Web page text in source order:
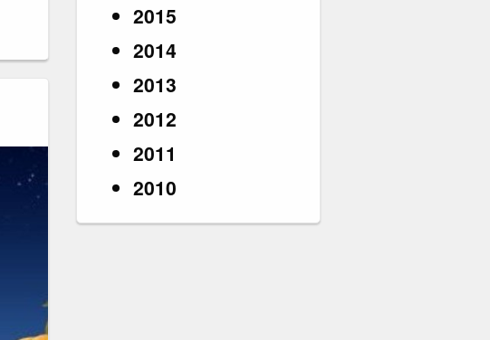
2015
2014
2013
2012
2011
2010